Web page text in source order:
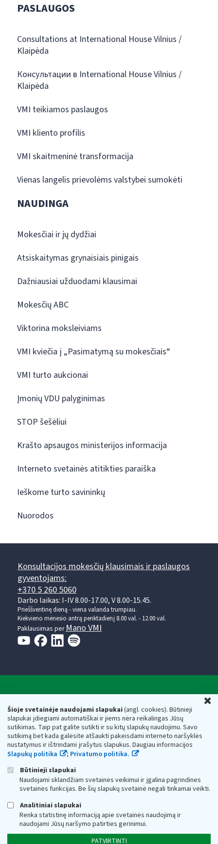
Šioje svetainėje naudojami slapukai(angl. cookies). Būtinieji
slapukai įdiegiami automatiškai ir jiems nėra reikalingas Jūsų
sutikimas. Taip pat galite sutikti ir su kitų slapukų naudojimu. Savo
sutikimą bet kada galėsite atšaukti pakeisdami interneto naršyklės
nustatymus ir ištrindami įrašytus slapukus. Daugiau informacijos
Slapukų politika
; Privatumo politika.
Būtinieji slapukai
Naudojami sklandžiam svetainės veikimui ir įgalina pagrindines
svetainės funkcijas. Be šių slapukų svetainė negali tinkamai veikti.
Analitiniai slapukai
Renka statistinę informaciją apie svetainės naudojimą ir
naudojami Jūsų naršymo patirties gerinimui.
PATVIRTINTI
PASLAUGOS
Consultations at International House Vilnius /
Klaipėda
Консультации в International House Vilnius /
Klaipėda
VMI teikiamos paslaugos
VMI kliento profilis
VMI skaitmeninė transformacija
Vienas langelis prievolėms valstybei sumokėti
NAUDINGA
Mokesčiai ir jų dydžiai
Atsiskaitymas grynaisiais pinigais
Dažniausiai užduodami klausimai
Mokesčių ABC
Viktorina moksleiviams
VMI kviečia į „Pasimatymą su mokesčiais“
VMI turto aukcionai
Įmonių VDU palyginimas
STOP šešėliui
Krašto apsaugos ministerijos informacija
Interneto svetainės atitikties paraiška
Ieškome turto savininkų
Nuorodos
Konsultacijos mokesčių klausimais ir paslaugos
gyventojams:
+370 5 260 5060
Darbo laikas: I-IV 8.00-17.00, V 8.00-15.45.
Prieššventinę dieną - viena valanda trumpiau.
Kiekvieno mėnesio antrą penktadienį 8.00 val. - 12.00 val.
Paklausimas perMano VMI
Valstybinė mokesčių inspekcija prie Lietuvos
Respublikos finansų ministerijos
Biudžetinė įstaiga. Juridinio asmens kodas — 188659752,
adresas: Vasario 16-osios g. 14, 01107 Vilnius, Lietuva, el.paštas:
vmi@vmi.lt , E. pristatymo dėžutės adresas 188659752
Duomenys apie Valstybinę mokesčių inspekciją prie Lietuvos
Respublikos finansų ministerijos kaupiami ir saugomi Juridinių